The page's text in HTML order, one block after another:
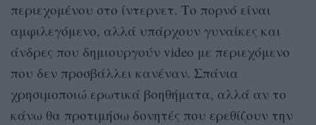
περιεχομένου στο ίντερνετ. Το πορνό είναι
αμφιλεγόμενο, αλλά υπάρχουν γυναίκες και
άνδρες που δημιουργούν video με περιεχόμενο
που δεν προσβάλλει κανέναν. Σπάνια
χρησιμοποιώ ερωτικά βοηθήματα, αλλά αν το
κάνω θα προτιμήσω δονητές που ερεθίζουν την